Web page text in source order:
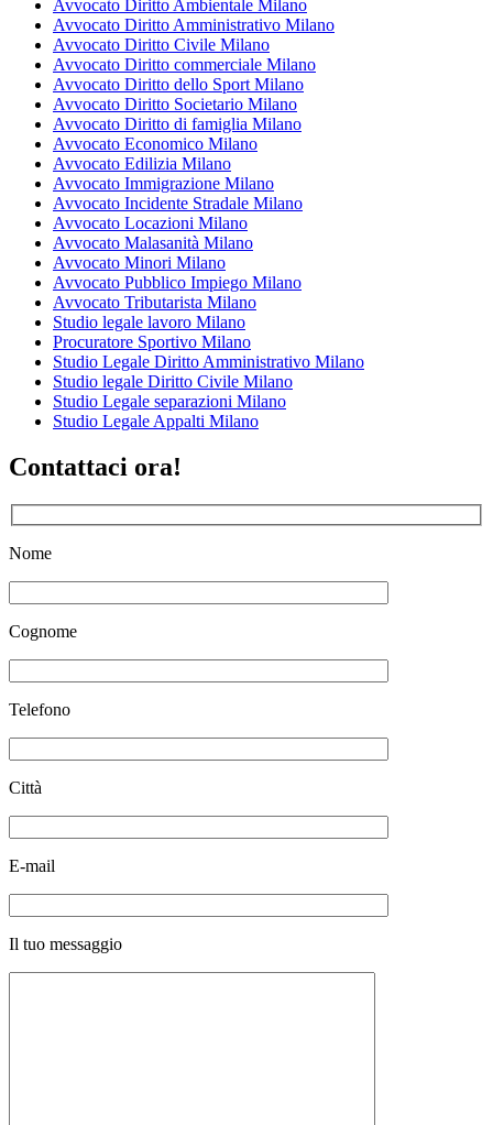
Avvocato Diritto Ambientale Milano
Avvocato Diritto Amministrativo Milano
Avvocato Diritto Civile Milano
Avvocato Diritto commerciale Milano
Avvocato Diritto dello Sport Milano
Avvocato Diritto Societario Milano
Avvocato Diritto di famiglia Milano
Avvocato Economico Milano
Avvocato Edilizia Milano
Avvocato Immigrazione Milano
Avvocato Incidente Stradale Milano
Avvocato Locazioni Milano
Avvocato Malasanità Milano
Avvocato Minori Milano
Avvocato Pubblico Impiego Milano
Avvocato Tributarista Milano
Studio legale lavoro Milano
Procuratore Sportivo Milano
Studio Legale Diritto Amministrativo Milano
Studio legale Diritto Civile Milano
Studio Legale separazioni Milano
Studio Legale Appalti Milano
Contattaci ora!
Nome
Cognome
Telefono
Città
E-mail
Il tuo messaggio